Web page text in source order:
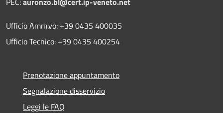
Ufficio Amm.vo: +39 0435 400035
Ufficio Tecnico: +39 0435 400254
Prenotazione appuntamento
Segnalazione disservizio
Leggi le FAQ